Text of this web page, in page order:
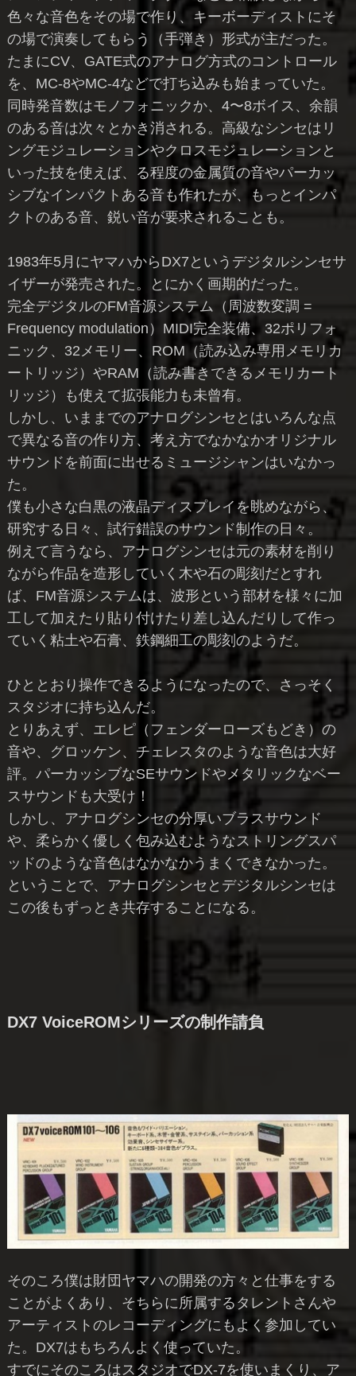
色々な音色をその場で作り、キーボーディストにそ
の場で演奏してもらう（手弾き）形式が主だった。
たまにCV、GATE式のアナログ方式のコントロール
を、MC-8やMC-4などで打ち込みも始まっていた。
同時発音数はモノフォニックか、4〜8ボイス、余韻
のある音は次々とかき消される。高級なシンセはリ
ングモジュレーションやクロスモジュレーションと
いった技を使えば、る程度の金属質の音やパーカッ
シブなインパクトある音も作れたが、もっとインパ
クトのある音、鋭い音が要求されることも。
1983年5月にヤマハからDX7というデジタルシンセサ
イザーが発売された。とにかく画期的だった。
完全デジタルのFM音源システム（周波数変調 =
Frequency modulation）MIDI完全装備、32ポリフォ
ニック、32メモリー、ROM（読み込み専用メモリカ
ートリッジ）やRAM（読み書きできるメモリカート
リッジ）も使えて拡張能力も未曾有。
しかし、いままでのアナログシンセとはいろんな点
で異なる音の作り方、考え方でなかなかオリジナル
サウンドを前面に出せるミュージシャンはいなかっ
た。
僕も小さな白黒の液晶ディスプレイを眺めながら、
研究する日々、試行錯誤のサウンド制作の日々。
例えて言うなら、アナログシンセは元の素材を削り
ながら作品を造形していく木や石の彫刻だとすれ
ば、FM音源システムは、波形という部材を様々に加
工して加えたり貼り付けたり差し込んだりして作っ
ていく粘土や石膏、鉄鋼細工の彫刻のようだ。
ひととおり操作できるようになったので、さっそく
スタジオに持ち込んだ。
とりあえず、エレピ（フェンダーローズもどき）の
音や、グロッケン、チェレスタのような音色は大好
評。パーカッシブなSEサウンドやメタリックなベー
スサウンドも大受け！
しかし、アナログシンセの分厚いブラスサウンド
や、柔らかく優しく包み込むようなストリングスパ
ッドのような音色はなかなかうまくできなかった。
ということで、アナログシンセとデジタルシンセは
この後もずっとき共存することになる。
DX7 VoiceROMシリーズの制作請負
そのころ僕は財団ヤマハの開発の方々と仕事をする
ことがよくあり、そちらに所属するタレントさんや
アーティストのレコーディングにもよく参加してい
た。DX7はもちろんよく使っていた。
すでにそのころはスタジオでDX-7を使いまくり、ア